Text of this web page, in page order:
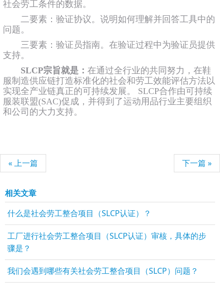
社会劳工条件的数据。
二要素：验证协议。说明如何理解并回答工具中的
问题。
三要素：验证员指南。在验证过程中为验证员提供
支持。
SLCP宗旨就是： 在通过全行业的共同努力，在鞋
服制造供应链打造标准化的社会和劳工效能评估方法以
实现全产业链真正的可持续发展。 SLCP合作由可持续
服装联盟(SAC)促成，并得到了运动用品行业主要组织
和公司的大力支持。
« 上一篇 下一篇 »
相关文章
什么是社会劳工整合项目（SLCP认证）？
工厂进行社会劳工整合项目（SLCP认证）审核，具体的步
骤是？
我们会遇到哪些有关社会劳工整合项目（SLCP）问题？